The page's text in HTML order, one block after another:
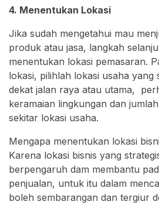
4. Menentukan Lokasi
Jika sudah mengetahui mau
produk atau jasa, langkah
menentukan lokasi pemasaran.
lokasi, pilihlah lokasi usaha yang
dekat jalan raya atau utama,
keramaian lingkungan dan
sekitar lokasi usaha.
Mengapa menentukan lokasi
Karena lokasi bisnis yang
berpengaruh dam membantu
penjualan, untuk itu dalam
boleh sembarangan dan tergiur